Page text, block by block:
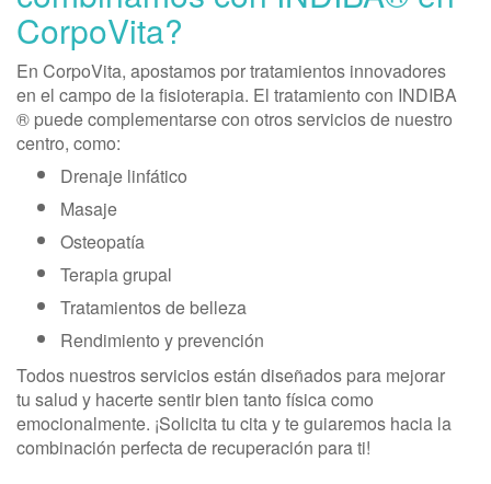
CorpoVita?
En CorpoVita, apostamos por tratamientos innovadores
en el campo de la fisioterapia. El tratamiento con INDIBA
® puede complementarse con otros servicios de nuestro
centro, como:
Drenaje linfático
Masaje
Osteopatía
Terapia grupal
Tratamientos de belleza
Rendimiento y prevención
Todos nuestros servicios están diseñados para mejorar
tu salud y hacerte sentir bien tanto física como
emocionalmente. ¡Solicita tu cita y te guiaremos hacia la
combinación perfecta de recuperación para ti!